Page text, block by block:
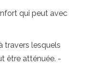
qui peut avec
travers lesquels
être atténuée. -